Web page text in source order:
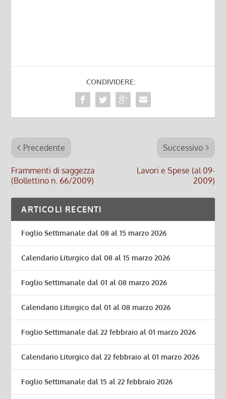
CONDIVIDERE:
Precedente
Frammenti di saggezza
(Bollettino n. 66/2009)
Successivo
Lavori e Spese (al 09-
2009)
ARTICOLI RECENTI
Foglio Settimanale dal 08 al 15 marzo 2026
Calendario Liturgico dal 08 al 15 marzo 2026
Foglio Settimanale dal 01 al 08 marzo 2026
Calendario Liturgico dal 01 al 08 marzo 2026
Foglio Settimanale dal 22 febbraio al 01 marzo 2026
Calendario Liturgico dal 22 febbraio al 01 marzo 2026
Foglio Settimanale dal 15 al 22 febbraio 2026